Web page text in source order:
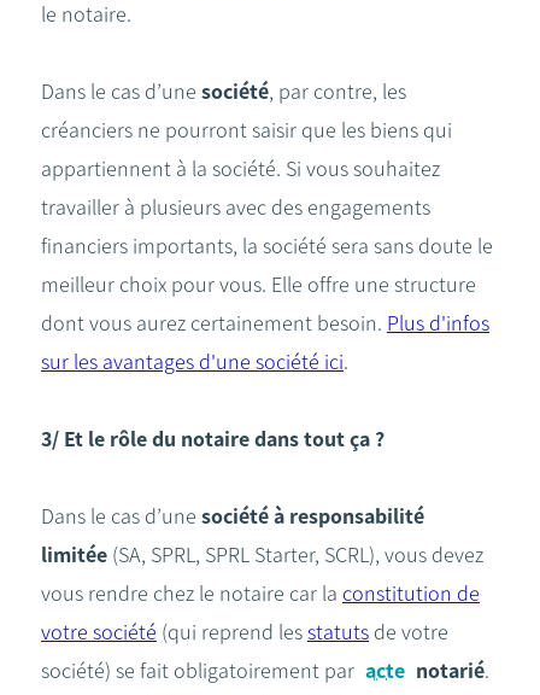
le notaire.
Dans le cas d’une société, par contre, les
créanciers ne pourront saisir que les biens qui
appartiennent à la société. Si vous souhaitez
travailler à plusieurs avec des engagements
financiers importants, la société sera sans doute le
meilleur choix pour vous. Elle offre une structure
dont vous aurez certainement besoin. Plus d'infos
sur les avantages d'une société ici.
3/ Et le rôle du notaire dans tout ça ?
Dans le cas d’une société à responsabilité
limitée (SA, SPRL, SPRL Starter, SCRL), vous devez
vous rendre chez le notaire car la constitution de
votre société (qui reprend lesstatuts de votre
société) se fait obligatoirement par acte notarié.